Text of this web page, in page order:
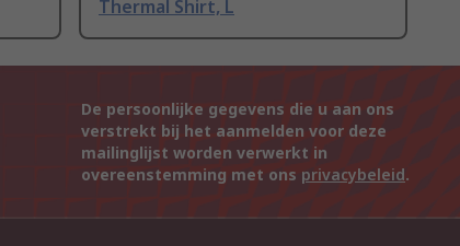
Thermal Shirt, L
De persoonlijke gegevens die u aan ons
verstrekt bij het aanmelden voor deze
mailinglijst worden verwerkt in
overeenstemming met ons privacybeleid.